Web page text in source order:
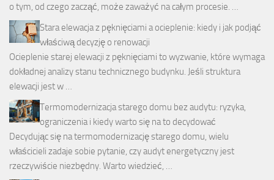
o tym, od czego zacząć, może zaważyć na całym procesie. …
Stara elewacja z pęknięciami a ocieplenie: kiedy i jak podjąć
właściwą decyzję o renowacji
Ocieplenie starej elewacji z pęknięciami to wyzwanie, które wymaga
dokładnej analizy stanu technicznego budynku. Jeśli struktura
elewacji jest w …
Termomodernizacja starego domu bez audytu: ryzyka,
ograniczenia i kiedy warto się na to decydować
Decydując się na termomodernizację starego domu, wielu
właścicieli zadaje sobie pytanie, czy audyt energetyczny jest
rzeczywiście niezbędny. Warto wiedzieć, …